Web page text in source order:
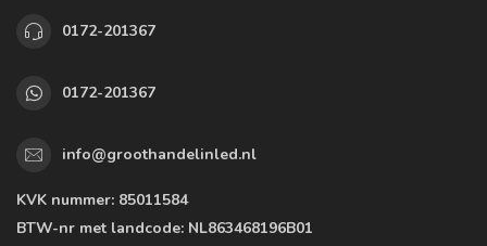
0172-201367
0172-201367
info@groothandelinled.nl
KVK nummer: 85011584
BTW-nr met landcode: NL863468196B01